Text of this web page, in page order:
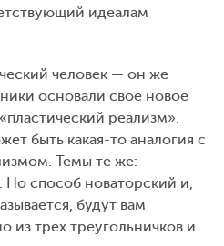
идеалам
человек — он же
основали свое новое
реализм».
быть какая-то аналогия с
Темы те же:
Но способ новаторский и,
будут вам
из трех треугольничков и